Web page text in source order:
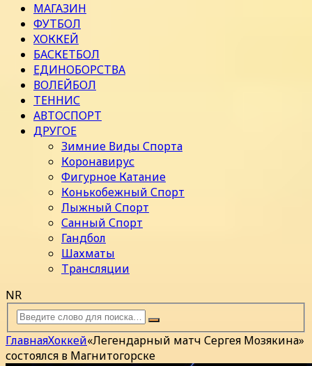
МАГАЗИН
ФУТБОЛ
ХОККЕЙ
БАСКЕТБОЛ
ЕДИНОБОРСТВА
ВОЛЕЙБОЛ
ТЕННИС
АВТОСПОРТ
ДРУГОЕ
Зимние Виды Спорта
Коронавирус
Фигурное Катание
Конькобежный Спорт
Лыжный Спорт
Санный Спорт
Гандбол
Шахматы
Трансляции
NR
ГлавнаяХоккей«Легендарный матч Сергея Мозякина»
состоялся в Магнитогорске